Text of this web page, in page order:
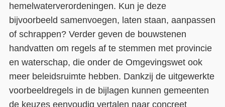
hemelwaterverordeningen. Kun je deze
bijvoorbeeld samenvoegen, laten staan, aanpassen
of schrappen? Verder geven de bouwstenen
handvatten om regels af te stemmen met provincie
en waterschap, die onder de Omgevingswet ook
meer beleidsruimte hebben. Dankzij de uitgewerkte
voorbeeldregels in de bijlagen kunnen gemeenten
de keuzes eenvoudig vertalen naar concreet